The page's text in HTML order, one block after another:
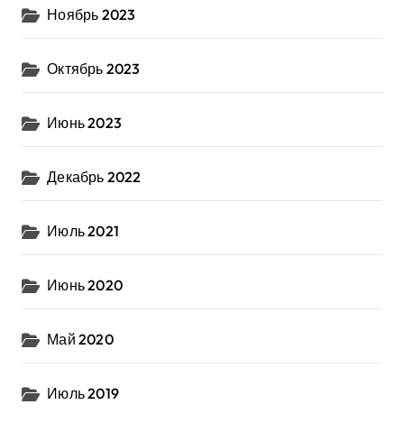
Ноябрь 2023
Октябрь 2023
Июнь 2023
Декабрь 2022
Июль 2021
Июнь 2020
Май 2020
Июль 2019